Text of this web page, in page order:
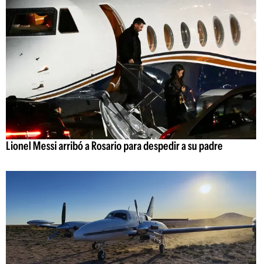
Lionel Messi arribó a Rosario para despedir a su padre